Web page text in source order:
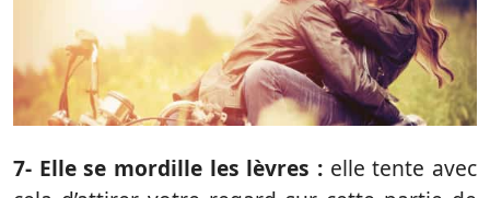
7- Elle se mordille les lèvres : elle tente avec